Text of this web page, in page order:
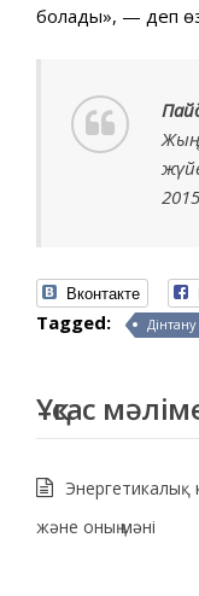
болады», — деп өз
Вконтакте
Tagged: Дінтану
Ұқсас
Энергетикалық
және оның мәні